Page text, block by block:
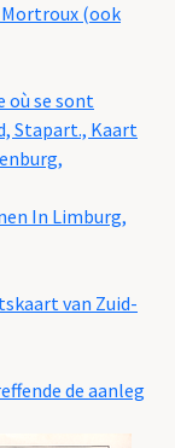
(ook
où se sont
Stapart., Kaart
In Limburg,
van Zuid-
de aanleg